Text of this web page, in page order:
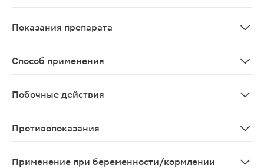
Показания препарата
Способ применения
Побочные действия
Противопоказания
Применение при беременности/кормлении